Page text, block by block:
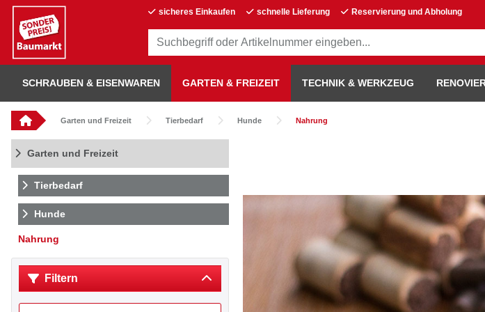
sicheres Einkaufen schnelle Lieferung Reservierung und Abholung
SCHRAUBEN & EISENWAREN GARTEN & FREIZEIT TECHNIK & WERKZEUG
Garten und Freizeit Tierbedarf Hunde Nahrung
Garten und Freizeit
Tierbedarf
Hunde
Nahrung
Filtern